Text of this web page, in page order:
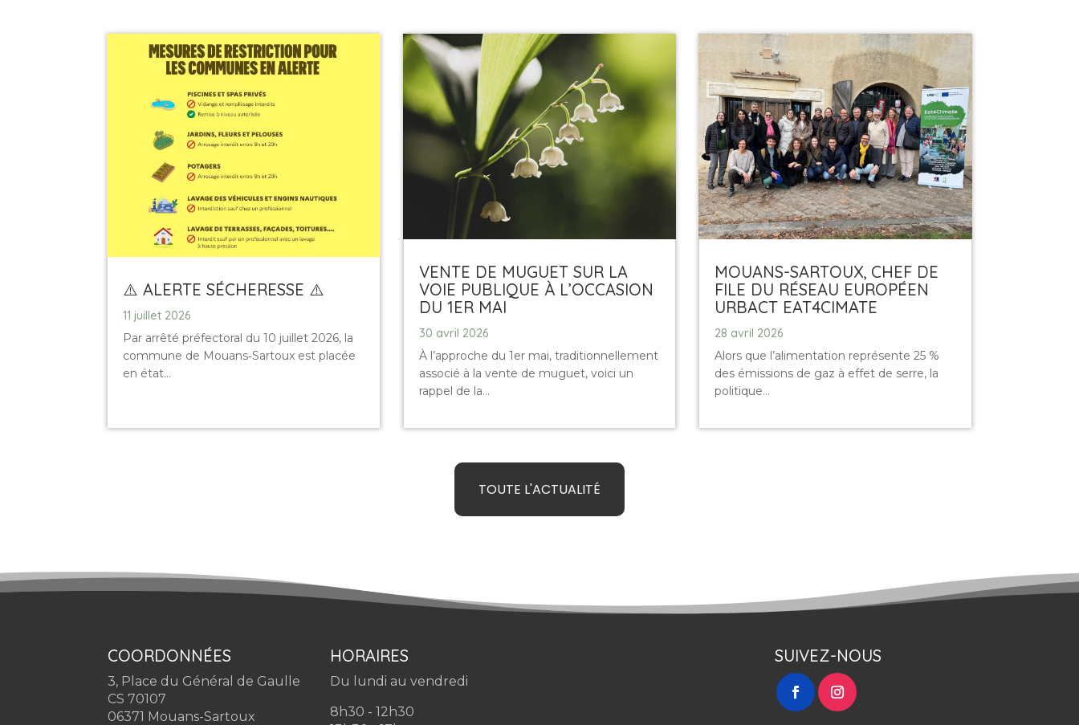
⚠️ ALERTE SÉCHERESSE ⚠️
11 juillet 2026
Par arrêté préfectoral du 10 juillet 2026, la
commune de Mouans‑Sartoux est placée
en état...
VENTE DE MUGUET SUR LA
VOIE PUBLIQUE À L’OCCASION
DU 1ER MAI
30 avril 2026
À l’approche du 1er mai, traditionnellement
associé à la vente de muguet, voici un
rappel de la...
MOUANS-SARTOUX, CHEF DE
FILE DU RÉSEAU EUROPÉEN
URBACT EAT4CIMATE
28 avril 2026
Alors que l’alimentation représente 25 %
des émissions de gaz à effet de serre, la
politique...
TOUTE L'ACTUALITÉ
COORDONNÉES
3, Place du Général de Gaulle
CS 70107
06371 Mouans-Sartoux
HORAIRES
Du lundi au vendredi
8h30 - 12h30
SUIVEZ-NOUS